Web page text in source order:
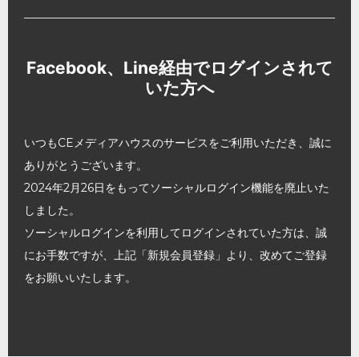
Facebook、Line経由でログインされて
いた方へ
いつもCEメディアハウスのサービスをご利用いただき、誠に
ありがとうございます。
2024年2月26日をもってソーシャルログイン機能を廃止いた
しました。
ソーシャルログインを利用してログインされていた方は、誠
にお手数ですが、上記「新規会員登録」より、改めてご登録
をお願いいたします。